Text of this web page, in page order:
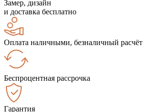
Замер, дизайн
и доставка бесплатно
Оплата наличными, безналичный расчёт
Беспроцентная рассрочка
Гарантия